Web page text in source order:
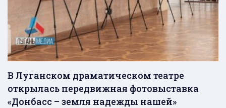
В Луганском драматическом театре
открылась передвижная фотовыставка
«Донбасс – земля надежды нашей»